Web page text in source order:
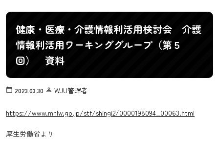
健康・医療・介護情報利活用検討会 介護
情報利活用ワーキンググループ（第５
回） 資料
calendar_today 2023.03.30 person_outline WJU管理者
https://www.mhlw.go.jp/stf/shingi2/0000198094_00063.html
厚生労働省より